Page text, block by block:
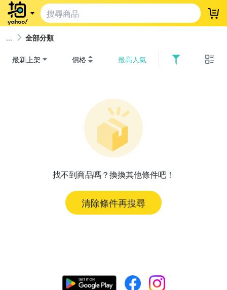
登
全部分類
最新上架 價格 最高人氣
找不到商品嗎？換換其他條件吧！
清除條件再搜尋